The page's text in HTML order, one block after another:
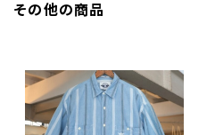
その他の商品